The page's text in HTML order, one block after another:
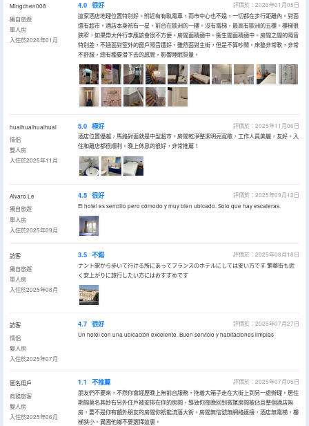
Mingchen008
獨自旅遊
單人房
入住於2026年01月
4.0 很好
評價於：2026年01月05日
這家酒店地理位置特別好。附近有有軌電車，而市中心也不遠，一切都在步行距離內。對面
還有超市。酒店本身衹有一星。前台在歐洲的一樓。沒有電梯，最高有歐洲的五樓。樓梯很
狹窄，如果帶大件行李應該會很不方便。房間面積適中。衞生間面積適中。房間之間的隔音
特別差，不過面對室外的窗戶隔音還好，雖然面對主街，但是不算吵鬧。床墊非常軟，非常
不舒服，總有種要滑下去的感覺，影響睡眠質量。
huaihuaihuaihuai
情侶
雙人房
入住於2025年11月
5.0 極好
評價於：2025年11月06日
酒店位置優越，馬路對面就是中型超市。房間乾淨整潔明亮寬敞，工作人員美麗，友好。入
住和離店都很順利。晚上休息的很好，非常推薦！
Alvaro Le
獨自旅遊
單人房
入住於2025年09月
4.5 很好
評價於：2025年09月12日
El hotel es sencillo pero cómodo y muy bien ubicado. Solo que hay escaleras.
訪客
獨自旅遊
單人房
入住於2025年08月
3.5 不錯
評價於：2025年08月18日
ナント駅から歩いて行ける所にあってフランスのホテルにしては安い方です 繁華街も近
く安上がりに旅行したい方にはおすすめです
訪客
情侶
雙人房
入住於2025年07月
4.7 很好
評價於：2025年07月27日
Un hotel con una ubicación excelente. Buen servicio y habitaciones limpias
匿名用戶
商務旅客
雙人房
入住於2025年06月
1.1 不推薦
評價於：2025年07月05日
朋友們不要來，不然你會經歷晚上無前台服務，拖着大箱子走在大街上到另一處辦理。居住
期間莫名其妙有另外住戶被安排在你的房間，導致你夜晚回到賓館房間被佔且整個酒店無
房，要不是你有額外朋友的房間你衹能流落大街。房間無信號無網絡連接，酒店無電梯，樓
梯狹小。異國他鄉不要選擇這裏。